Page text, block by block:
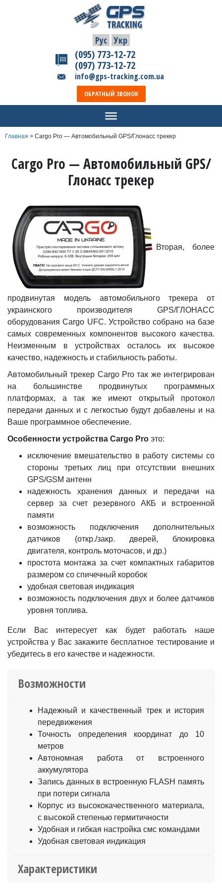
Рус Укр
(095) 773-12-72
(097) 773-12-72
info@gps-tracking.com.ua
ОБРАТНЫЙ ЗВОНОК
Главная > Cargo Pro — Автомобильный GPS/Глонасс трекер
Cargo Pro — Автомобильный GPS/
Глонасс трекер
Вторая, более
продвинутая модель автомобильного трекера от
украинского производителя GPS/ГЛОНАСС
оборудования Cargo UFC. Устройство собрано на базе
самых современных компонентов высокого качества.
Неизменным в устройствах осталось их высокое
качество, надежность и стабильность работы.
Автомобильный трекер Cargo Pro так же интегрирован
на большинстве продвинутых программных
платформах, а так же имеют открытый протокол
передачи данных и с легкостью будут добавлены и на
Ваше программное обеспечение.
Особенности устройства Cargo Pro это:
исключение вмешательство в работу системы со
стороны третьих лиц при отсутствии внешних
GPS/GSM антенн
надежность хранения данных и передачи на
сервер за счет резервного АКБ и встроенной
памяти
возможность подключения дополнительных
датчиков (откр./закр. дверей, блокировка
двигателя, контроль моточасов, и др.)
простота монтажа за счет компактных габаритов
размером со спичечный коробок
удобная световая индикация
возможность подключения двух и более датчиков
уровня топлива.
Если Вас интересует как будет работать наше
устройства у Вас закажите бесплатное тестирование и
убедитесь в его качестве и надежности.
Возможности
Надежный и качественный трек и история
передвижения
Точность определения координат до 10
метров
Автономная работа от встроенного
аккумулятора
Запись данных в встроенную FLASH память
при потери сигнала
Корпус из высококачественного материала,
с высокой степенью гермитичности
Удобная и гибкая настройка смс командами
Удобная световая индикация
Характеристики